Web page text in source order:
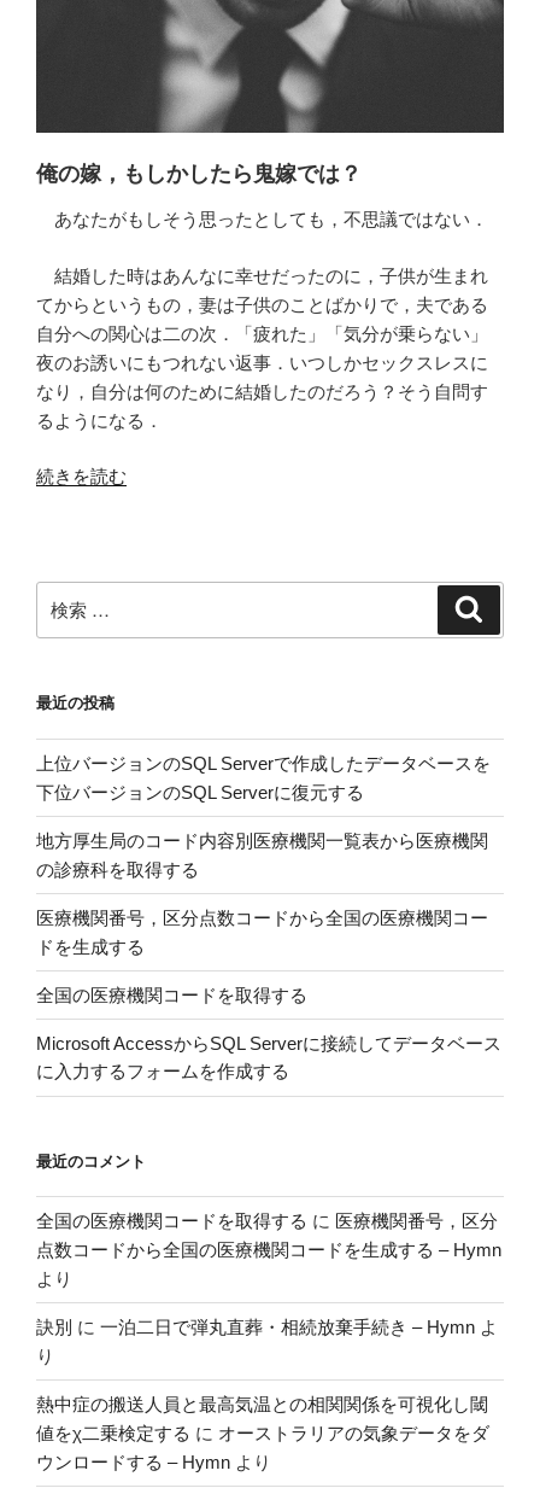
俺の嫁，もしかしたら鬼嫁では？
あなたがもしそう思ったとしても，不思議ではない．
結婚した時はあんなに幸せだったのに，子供が生まれ
てからというもの，妻は子供のことばかりで，夫である
自分への関心は二の次．「疲れた」「気分が乗らない」
夜のお誘いにもつれない返事．いつしかセックスレスに
なり，自分は何のために結婚したのだろう？そう自問す
るようになる．
“鬼
婚
前
用
ア
ン
ケ
ー
ト
を
実
施
し
ま
す”
の
続きを読む
索:
最近の投稿
上位バージョンのSQL Serverで作成したデータベースを
下位バージョンのSQL Serverに復元する
地方厚生局のコード内容別医療機関一覧表から医療機関
の診療科を取得する
医療機関番号，区分点数コードから全国の医療機関コー
ドを生成する
全国の医療機関コードを取得する
Microsoft AccessからSQL Serverに接続してデータベース
に入力するフォームを作成する
最近のコメント
全国の医療機関コードを取得する に 医療機関番号，区分
点数コードから全国の医療機関コードを生成する – Hymn
より
訣別 に 一泊二日で弾丸直葬・相続放棄手続き – Hymn よ
り
熱中症の搬送人員と最高気温との相関関係を可視化し閾
値をχ二乗検定する に オーストラリアの気象データをダ
ウンロードする – Hymn より